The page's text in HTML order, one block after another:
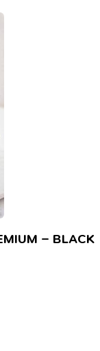
– BLACK